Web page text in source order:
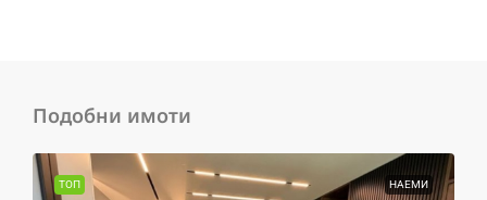
Подобни имоти
ТОП НАЕМИ